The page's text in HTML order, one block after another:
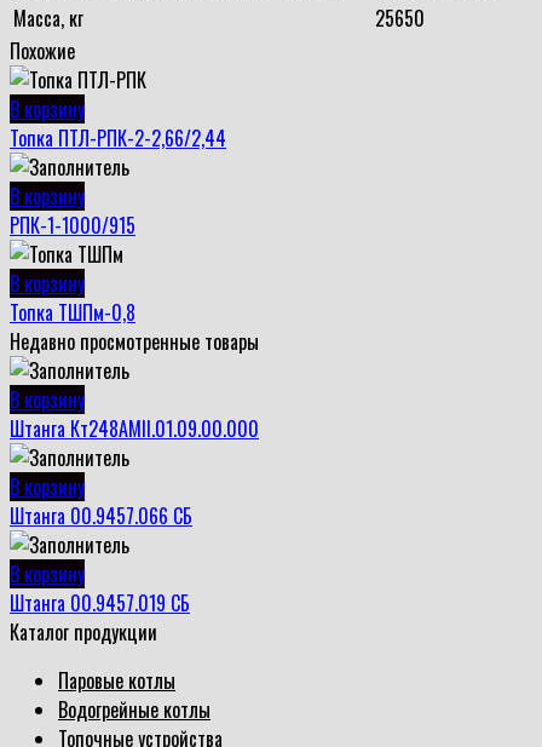
Масса, кг
25650
Похожие
В корзину
Топка ПТЛ-РПК-2-2,66/2,44
В корзину
РПК-1-1000/915
В корзину
Топка ТШПм-0,8
Недавно просмотренные товары
В корзину
Штанга Кт248АМII.01.09.00.000
В корзину
Штанга 00.9457.066 СБ
В корзину
Штанга 00.9457.019 СБ
Каталог продукции
Паровые котлы
Водогрейные котлы
Топочные устройства